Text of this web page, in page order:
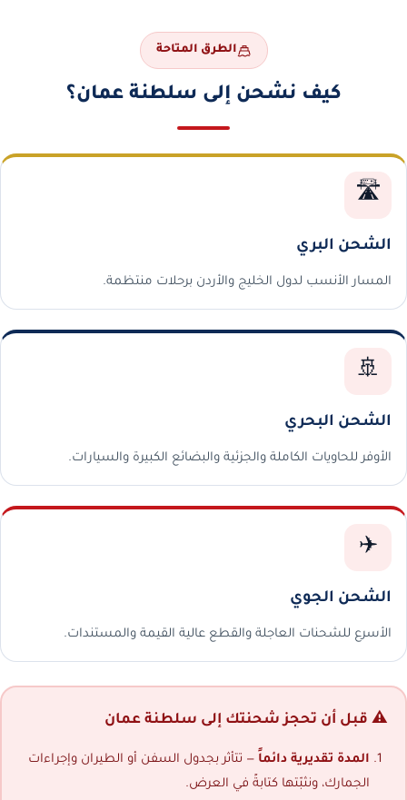
الطرق المتاحة
كيف نشحن إلى سلطنة عمان؟
🛣️
الشحن البري
المسار الأنسب لدول الخليج والأردن برحلات منتظمة.
🚢
الشحن البحري
الأوفر للحاويات الكاملة والجزئية والبضائع الكبيرة والسيارات.
✈️
الشحن الجوي
الأسرع للشحنات العاجلة والقطع عالية القيمة والمستندات.
⚠️ قبل أن تحجز شحنتك إلى سلطنة عمان
المدة تقديرية دائماً — تتأثر بجدول السفن أو الطيران وإجراءات
الجمارك، ونثبّتها كتابةً في العرض.